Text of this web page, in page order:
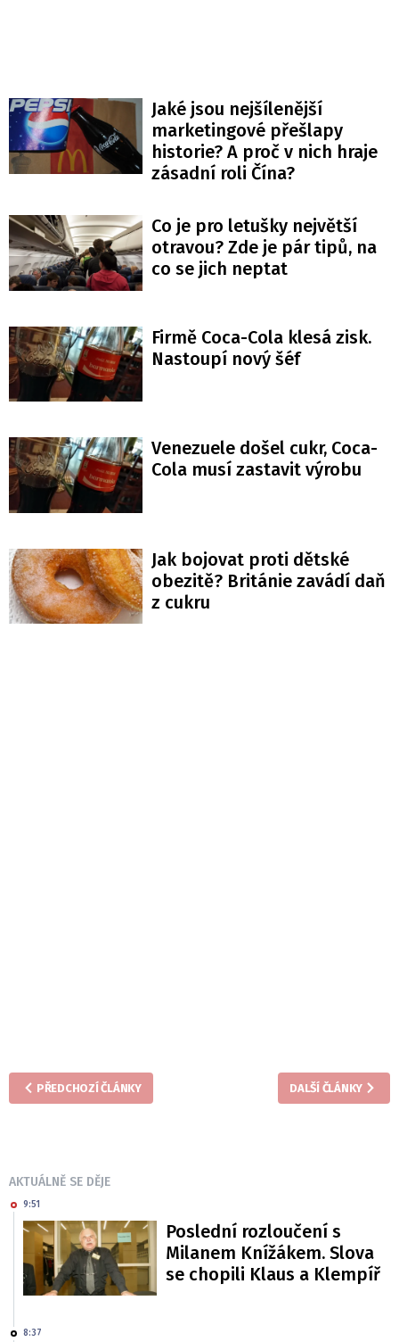
Jaké jsou nejšílenější
marketingové přešlapy
historie? A proč v nich hraje
zásadní roli Čína?
Co je pro letušky největší
otravou? Zde je pár tipů, na
co se jich neptat
Firmě Coca-Cola klesá zisk.
Nastoupí nový šéf
Venezuele došel cukr, Coca-
Cola musí zastavit výrobu
Jak bojovat proti dětské
obezitě? Británie zavádí daň
z cukru
PŘEDCHOZÍ ČLÁNKY DALŠÍ ČLÁNKY
AKTUÁLNĚ SE DĚJE
9:51
Poslední rozloučení s
Milanem Knížákem. Slova
se chopili Klaus a Klempíř
8:37